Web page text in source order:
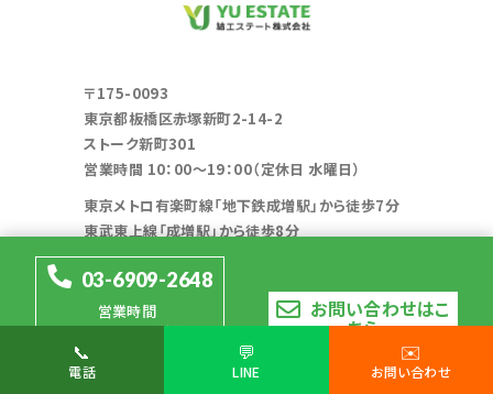
03-6909-2648
営業時間
水曜日）
お問い合わせはこ
ちら
〒175-0093
東京都板橋区赤塚新町2-14-2
ストーク新町301
営業時間 10：00～19：00（定休日 水曜日）
東京メトロ有楽町線「地下鉄成増駅」から徒歩7分
東武東上線「成増駅」から徒歩8分
東京メトロ有楽町線「地下鉄赤塚駅」から徒歩10分
Google mapで見る
© 2026 結エステート株式会社
📞
電話
💬
LINE
✉️
お問い合わせ